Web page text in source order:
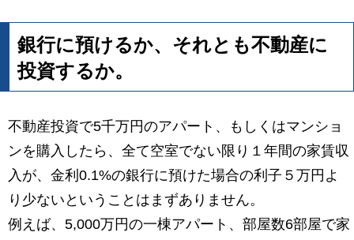
銀行に預けるか、それとも不動産に
投資するか。
不動産投資で5千万円のアパート、もしくはマンショ
ンを購入したら、全て空室でない限り１年間の家賃収
入が、金利0.1%の銀行に預けた場合の利子５万円よ
り少ないということはまずありません。
例えば、5,000万円の一棟アパート、部屋数6部屋で家